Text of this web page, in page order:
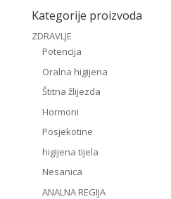
Kategorije proizvoda
ZDRAVLJE
Potencija
Oralna higijena
Štitna žlijezda
Hormoni
Posjekotine
higijena tijela
Nesanica
ANALNA REGIJA